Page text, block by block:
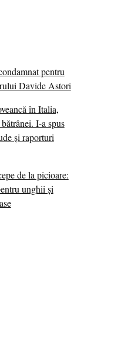
pentru
Davide Astori
în Italia,
I-a spus
și raporturi
de la picioare:
unghii și